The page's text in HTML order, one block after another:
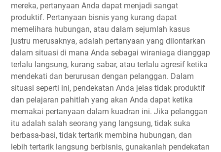
mereka, pertanyaan Anda dapat menjadi sangat
produktif. Pertanyaan bisnis yang kurang dapat
memelihara hubungan, atau dalam sejumlah kasus
justru merusaknya, adalah pertanyaan yang dilontarkan
dalam situasi di mana Anda sebagai wiraniaga dianggap
terlalu langsung, kurang sabar, atau terlalu agresif ketika
mendekati dan berurusan dengan pelanggan. Dalam
situasi seperti ini, pendekatan Anda jelas tidak produktif
dan pelajaran pahitlah yang akan Anda dapat ketika
memakai pertanyaan dalam kuadran ini. Jika pelanggan
itu adalah salah seorang yang langsung, tidak suka
berbasa-basi, tidak tertarik membina hubungan, dan
lebih tertarik langsung berbisnis, gunakanlah pendekatan